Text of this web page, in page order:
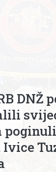
DNŽ
Ivice